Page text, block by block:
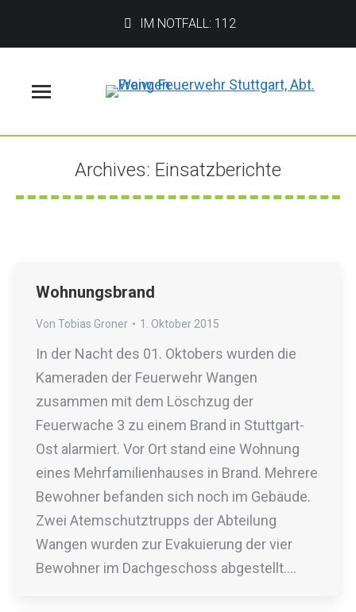
IM NOTFALL: 112
Archives: Einsatzberichte
Sie befinden sich hier:
Wohnungsbrand
Von Tobias Groner 1. Oktober 2015
In der Nacht des 01. Oktobers wurden die
Kameraden der Feuerwehr Wangen
zusammen mit dem Löschzug der
Feuerwache 3 zu einem Brand in Stuttgart-
Ost alarmiert. Vor Ort stand eine Wohnung
eines Mehrfamilienhauses in Brand. Mehrere
Bewohner befanden sich noch im Gebäude.
Zwei Atemschutztrupps der Abteilung
Wangen wurden zur Evakuierung der vier
Bewohner im Dachgeschoss abgestellt.…